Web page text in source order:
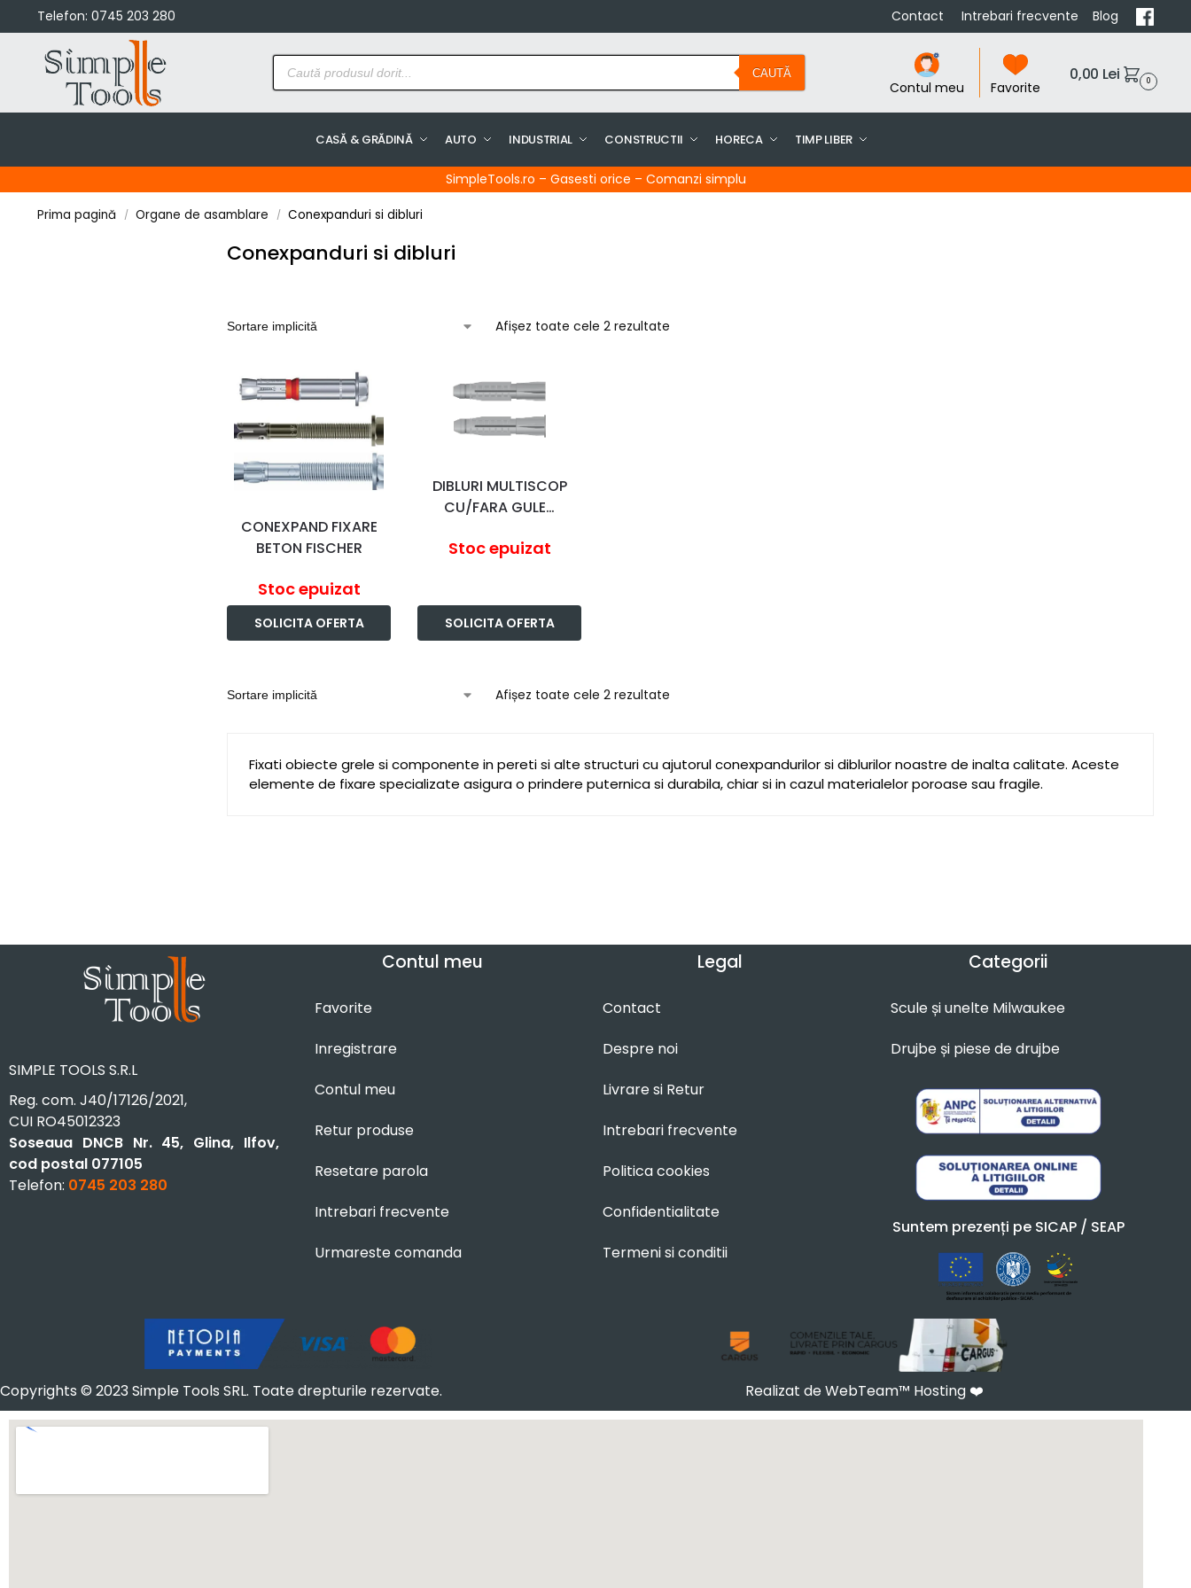
Telefon: 0745 203 280 Contact Intrebari frecvente Blog
CAUTĂ
Contul meu Favorite
0,00 Lei 0
CASĂ & GRĂDINĂ AUTO INDUSTRIAL CONSTRUCTII HORECA TIMP LIBER
SimpleTools.ro – Gasesti orice – Comanzi simplu
Prima pagină / Organe de asamblare / Conexpanduri si dibluri
Conexpanduri si dibluri
Afișez toate cele 2 rezultate
CONEXPAND FIXARE
BETON FISCHER
Stoc epuizat
SOLICITA OFERTA
DIBLURI MULTISCOP
CU/FARA GULE…
Stoc epuizat
SOLICITA OFERTA
Afișez toate cele 2 rezultate
Fixati obiecte grele si componente in pereti si alte structuri cu ajutorul conexpandurilor si diblurilor noastre de inalta calitate. Aceste
elemente de fixare specializate asigura o prindere puternica si durabila, chiar si in cazul materialelor poroase sau fragile.
SIMPLE TOOLS S.R.L
Reg. com. J40/17126/2021,
CUI RO45012323
Soseaua DNCB Nr. 45, Glina, Ilfov,
cod postal 077105
Telefon: 0745 203 280
Contul meu
Favorite
Inregistrare
Contul meu
Retur produse
Resetare parola
Intrebari frecvente
Urmareste comanda
Legal
Contact
Despre noi
Livrare si Retur
Intrebari frecvente
Politica cookies
Confidentialitate
Termeni si conditii
Categorii
Scule și unelte Milwaukee
Drujbe și piese de drujbe
Suntem prezenți pe SICAP / SEAP
Copyrights © 2023 Simple Tools SRL. Toate drepturile rezervate. Realizat de WebTeam™ Hosting ❤️